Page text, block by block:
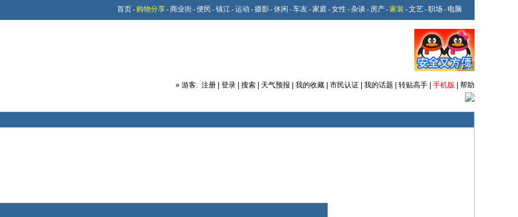
首页- 购物分享-商业街-便民 -镇江-运动 -摄影-休闲 -车友-家庭 -女性 -杂谈 - 房产-家装 -文艺-职场 - 电脑
» 游客: 注册 登录 搜索 天气预报 我的收藏 市民认证 我的话题 转贴高手 手机版
帮助